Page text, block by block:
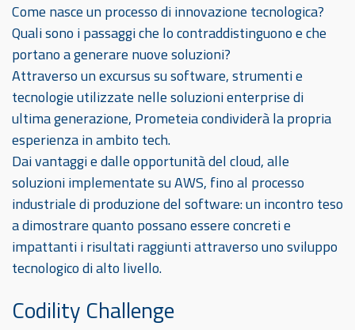
Come nasce un processo di innovazione tecnologica?
Quali sono i passaggi che lo contraddistinguono e che
portano a generare nuove soluzioni?
Attraverso un excursus su software, strumenti e
tecnologie utilizzate nelle soluzioni enterprise di
ultima generazione, Prometeia condividerà la propria
esperienza in ambito tech.
Dai vantaggi e dalle opportunità del cloud, alle
soluzioni implementate su AWS, fino al processo
industriale di produzione del software: un incontro teso
a dimostrare quanto possano essere concreti e
impattanti i risultati raggiunti attraverso uno sviluppo
tecnologico di alto livello.
Codility Challenge